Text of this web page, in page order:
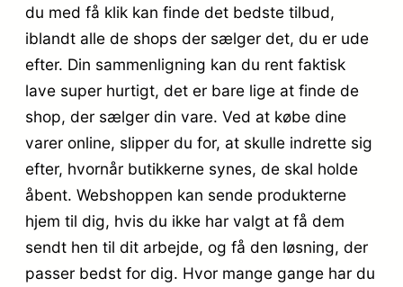
du med få klik kan finde det bedste tilbud,
iblandt alle de shops der sælger det, du er ude
efter. Din sammenligning kan du rent faktisk
lave super hurtigt, det er bare lige at finde de
shop, der sælger din vare. Ved at købe dine
varer online, slipper du for, at skulle indrette sig
efter, hvornår butikkerne synes, de skal holde
åbent. Webshoppen kan sende produkterne
hjem til dig, hvis du ikke har valgt at få dem
sendt hen til dit arbejde, og få den løsning, der
passer bedst for dig. Hvor mange gange har du